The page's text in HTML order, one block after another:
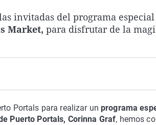
invitadas del programa especial
Market, para disfrutar de la
Portals para realizar unprograma
Puerto Portals, Corinna Graf, hemos